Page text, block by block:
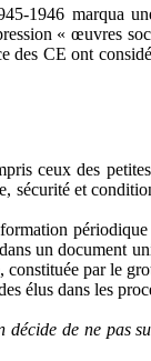
1946 marqua
« œuvres
CE ont
ceux des
sécurité et
un
par le
élus dans les
décide de ne pas